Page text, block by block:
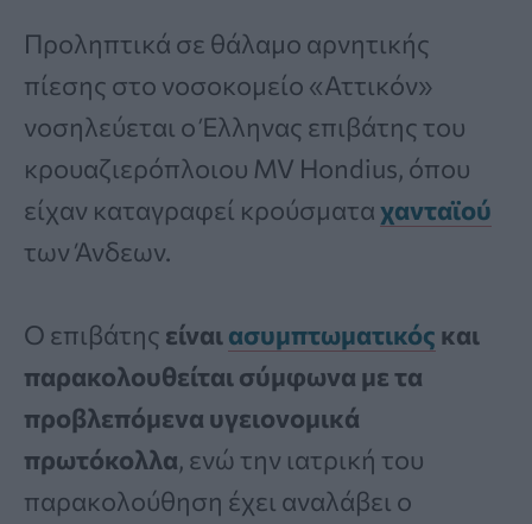
Προληπτικά σε θάλαμο αρνητικής
πίεσης στο νοσοκομείο «Αττικόν»
νοσηλεύεται ο Έλληνας επιβάτης του
κρουαζιερόπλοιου MV Hondius, όπου
είχαν καταγραφεί κρούσματαχανταϊού
των Άνδεων.
Ο επιβάτης είναιασυμπτωματικός και
παρακολουθείται σύμφωνα με τα
προβλεπόμενα υγειονομικά
πρωτόκολλα, ενώ την ιατρική του
παρακολούθηση έχει αναλάβει ο